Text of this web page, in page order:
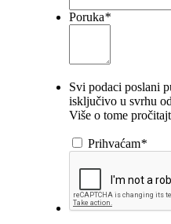
Poruka*
Svi podaci poslani
isključivo u svrhu
Više o tome
Prihvaćam*